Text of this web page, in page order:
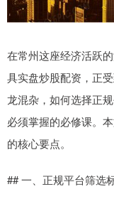
在常州这座经济活跃
具实盘炒股配资，正
龙混杂，如何选择正
必须掌握的必修课。
的核心要点。
## 一、正规平台筛选